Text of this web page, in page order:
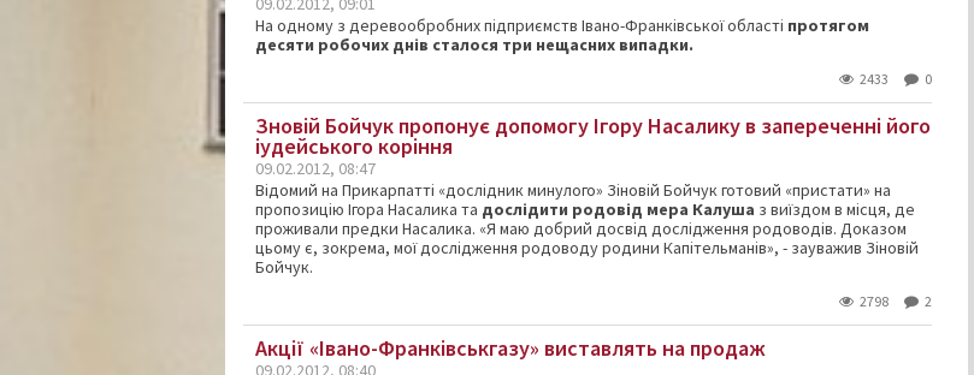
На одному з деревообробних підприємств Івано-Франківської області протягом
десяти робочих днів сталося три нещасних випадки.
2433 0
Зновій Бойчук пропонує допомогу Ігору Насалику в запереченні його
іудейського коріння
09.02.2012, 08:47
Відомий на Прикарпатті «дослідник минулого» Зіновій Бойчук готовий «пристати» на
пропозицію Ігора Насалика та дослідити родовід мера Калуша з виїздом в місця, де
проживали предки Насалика. «Я маю добрий досвід дослідження родоводів. Доказом
цьому є, зокрема, мої дослідження родоводу родини Капітельманів», - зауважив Зіновій
Бойчук.
2798 2
Акції «Івано-Франківськгазу» виставлять на продаж
09.02.2012, 08:40